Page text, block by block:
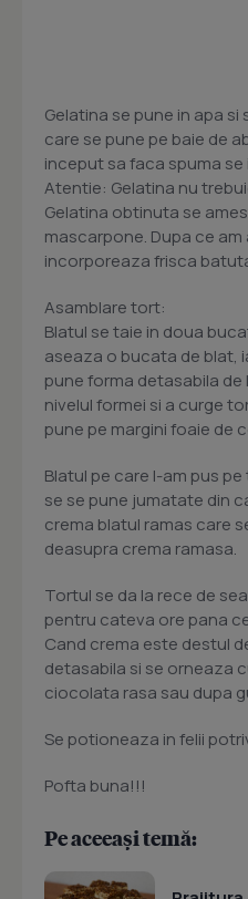
Gelatina se pune in apa
care se pune pe baie de
inceput sa faca spuma se
Atentie: Gelatina nu
Gelatina obtinuta se
mascarpone. Dupa ce
incorporeaza frisca
Asamblare tort:
Blatul se taie in doua
aseaza o bucata de blat,
pune forma detasabila de
nivelul formei si a curge
pune pe margini foaie de
Blatul pe care l-am pus
se se pune jumatate din
crema blatul ramas care
deasupra crema ramasa.
Tortul se da la rece de
pentru cateva ore pana
Cand crema este destul
detasabila si se orneaza
ciocolata rasa sau dupa
Se potioneaza in felii
Pofta buna!!!
Pe aceeași temă: